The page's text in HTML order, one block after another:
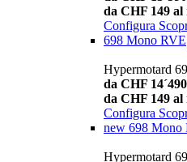
da CHF 149 al
Configura
698 Mono RVE
Hypermotard
da CHF 14´490
da CHF 149 al
Configura
new 698 Mono
Hypermotard